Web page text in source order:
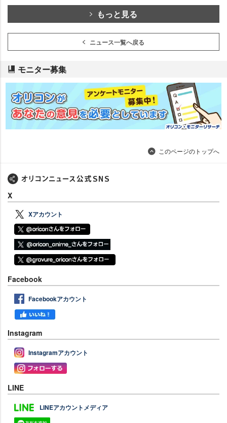
もっと見る
ニュース一覧へ戻る
モニター募集
このページのトップへ
X
Xアカウント
Facebook
Facebookアカウント
Instagram
Instagramアカウント
LINE
LINEアカウントメディア